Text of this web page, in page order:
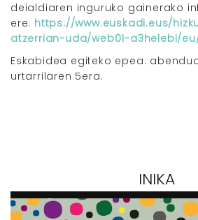
deialdiaren inguruko gainerako
ere: https://www.euskadi.eus/
atzerrian-uda/web01-a3helebi/
Eskabidea egiteko epea:
urtarrilaren 5era.
INIKA